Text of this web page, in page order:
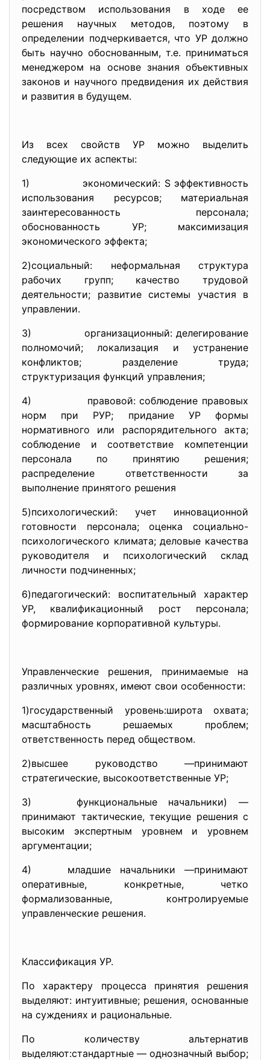
посредством использования в ходе ее
решения научных методов, поэтому в
определении подчеркивается, что УР должно
быть научно обоснованным, т.е. приниматься
менеджером на основе знания объективных
законов и научного предвидения их действия
и развития в будущем.
Из всех свойств УР можно выделить
следующие их аспекты:
1) экономический: S эффективность
использования ресурсов; материальная
заинтересованность персонала;
обоснованность УР; максимизация
экономического эффекта;
2)социальный: неформальная структура
рабочих групп; качество трудовой
деятельности; развитие системы участия в
управлении.
3) организационный: делегирование
полномочий; локализация и устранение
конфликтов; разделение труда;
структуризация функций управления;
4) правовой: соблюдение правовых
норм при РУР; придание УР формы
нормативного или распорядительного акта;
соблюдение и соответствие компетенции
персонала по принятию решения;
распределение ответственности за
выполнение принятого решения
5)психологический: учет инновационной
готовности персонала; оценка социально-
психологического климата; деловые качества
руководителя и психологический склад
личности подчиненных;
6)педагогический: воспитательный характер
УР, квалификационный рост персонала;
формирование корпоративной культуры.
Управленческие решения, принимаемые на
различных уровнях, имеют свои особенности:
1)государственный уровень:широта охвата;
масштабность решаемых проблем;
ответственность перед обществом.
2)высшее руководство —принимают
стратегические, высокоответственные УР;
3) функциональные начальники) —
принимают тактические, текущие решения с
высоким экспертным уровнем и уровнем
аргументации;
4) младшие начальники —принимают
оперативные, конкретные, четко
формализованные, контролируемые
управленческие решения.
Классификация УР.
По характеру процесса принятия решения
выделяют: интуитивные; решения, основанные
на суждениях и рациональные.
По количеству альтернатив
выделяют:стандартные — однозначный выбор;